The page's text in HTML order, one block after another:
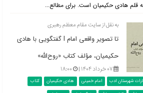
قلم هادی حکیمیان است. برای مطالع...
به نقل از سایت مقام معظم رهبری
تا تصویر واقعی امام l گفتگویی با هادی
حکیمیان، مؤلف کتاب «روح‌الله»
۰۷ خرداد ۱۴۰۴ | ۱۸:۰۰
شهرستان ادب امام خمینی هادی حکیمیان
کتاب